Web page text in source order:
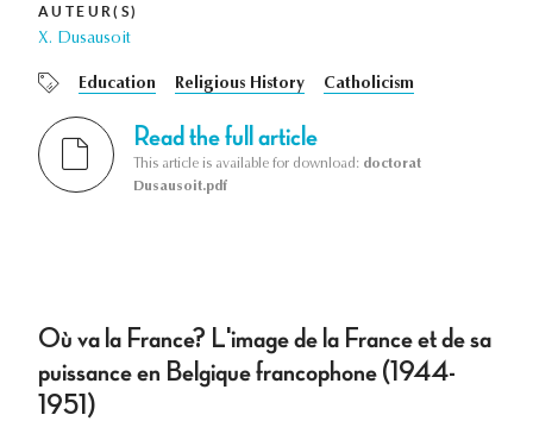
AUTEUR(S)
X. Dusausoit
Education Religious History Catholicism
Read the full article
This article is available for download: doctorat
Dusausoit.pdf
Où va la France? L'image de la France et de sa
puissance en Belgique francophone (1944-
1951)